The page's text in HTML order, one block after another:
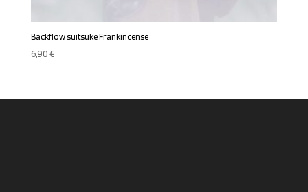
Backflow suitsuke Frankincense
6,90€